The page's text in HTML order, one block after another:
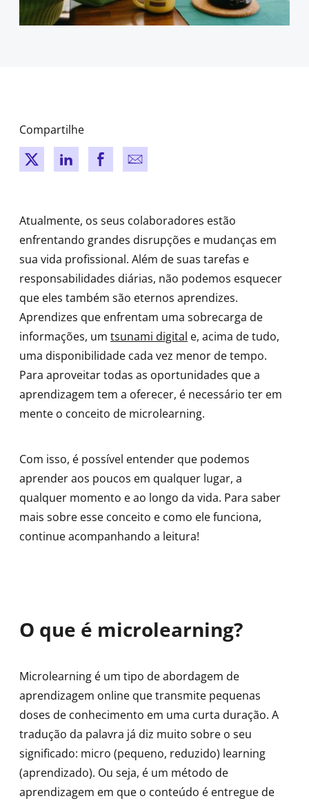
Compartilhe
New windowNew window
New windowNew window
Atualmente, os seus colaboradores estão
enfrentando grandes disrupções e mudanças em
sua vida profissional. Além de suas tarefas e
responsabilidades diárias, não podemos esquecer
que eles também são eternos aprendizes.
Aprendizes que enfrentam uma sobrecarga de
informações, um tsunami digital e, acima de tudo,
uma disponibilidade cada vez menor de tempo.
Para aproveitar todas as oportunidades que a
aprendizagem tem a oferecer, é necessário ter em
mente o conceito de microlearning.
Com isso, é possível entender que podemos
aprender aos poucos em qualquer lugar, a
qualquer momento e ao longo da vida. Para saber
mais sobre esse conceito e como ele funciona,
continue acompanhando a leitura!
O que é microlearning?
Microlearning é um tipo de abordagem de
aprendizagem online que transmite pequenas
doses de conhecimento em uma curta duração. A
tradução da palavra já diz muito sobre o seu
significado: micro (pequeno, reduzido) learning
(aprendizado). Ou seja, é um método de
aprendizagem em que o conteúdo é entregue de